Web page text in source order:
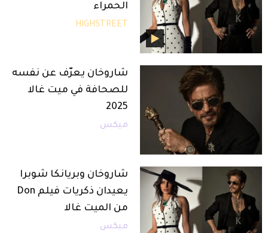
الحمراء
HIGHSTREET
شاروخان يعرّف عن نفسه
للصحافة في ميت غالا
2025
ميكس
شاروخان وبريانكا شوبرا
يعيدان ذكريات فيلم Don
من الميت غالا
ميكس